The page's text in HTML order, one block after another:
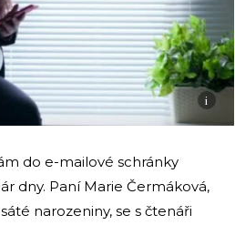
i
do e-mailové schránky
dny. Paní Marie Čermáková,
narozeniny, se s čtenáři